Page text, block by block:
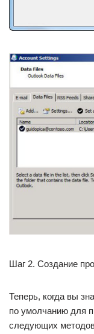
Шаг 2. Создание
Теперь, когда вы
по умолчанию для
следующих